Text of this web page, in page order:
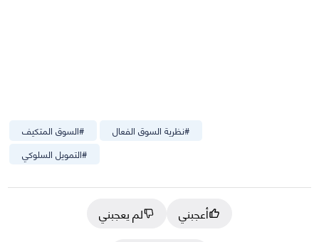
#السوق المتكيف #نظرية السوق الفعال
#التمويل السلوكي
أعجبني
لم يعجبني